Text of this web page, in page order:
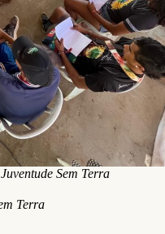
Sem Terra
Terra